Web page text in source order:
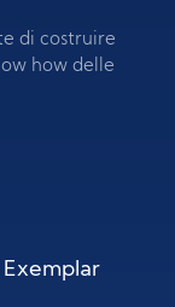
di costruire
how delle